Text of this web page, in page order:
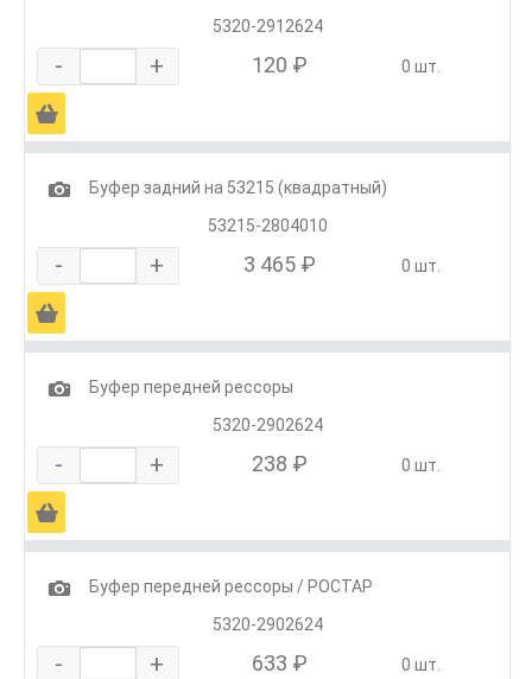
5320-2912624
- + 120 ₽ 0 шт.
Ä
1
Буфер задний на 53215 (квадратный)
53215-2804010
- + 3 465 ₽ 0 шт.
Ä
1
Буфер передней рессоры
5320-2902624
- + 238 ₽ 0 шт.
Ä
1
Буфер передней рессоры / РОСТАР
5320-2902624
- + 633 ₽ 0 шт.